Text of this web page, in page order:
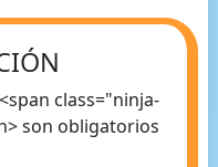
class="ninja-
son obligatorios